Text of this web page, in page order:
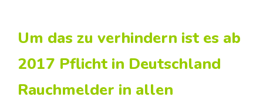
Um das zu verhindern ist es ab
2017 Pflicht in Deutschland
Rauchmelder in allen